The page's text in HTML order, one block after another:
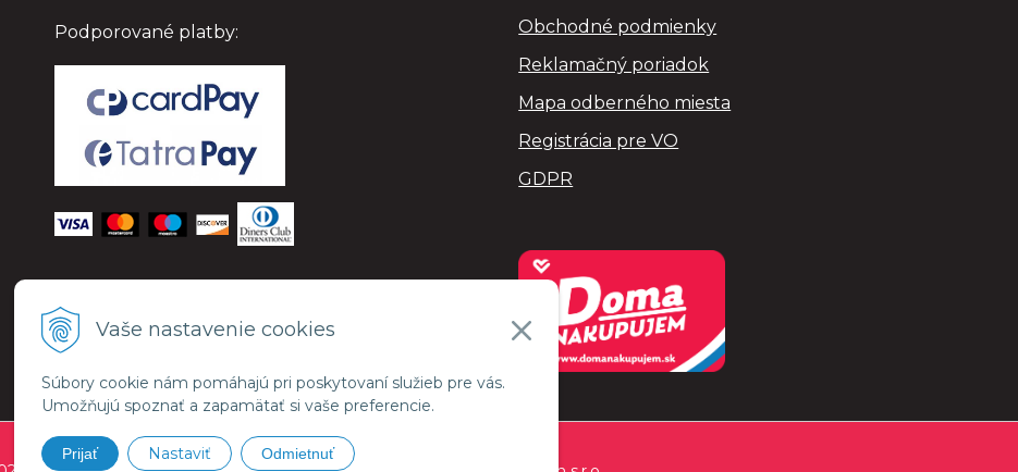
Vaše nastavenie cookies
Súbory cookie nám pomáhajú pri poskytovaní služieb pre vás.
Umožňujú spoznať a zapamätať si vaše preferencie.
Prijať Nastaviť Odmietnuť
Podporované platby:
Obchodné podmienky
Reklamačný poriadok
Mapa odberného miesta
Registrácia pre VO
GDPR